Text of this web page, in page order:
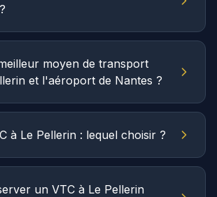
moyen de transport
et l'aéroport de Nantes ?
à Le Pellerin : lequel choisir ?
un VTC à Le Pellerin